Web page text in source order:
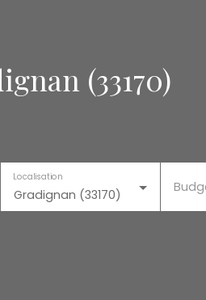
(33170)
Gradignan (33170)
Localisation